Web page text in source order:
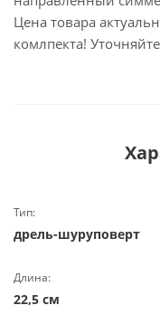
Цена товара
комлпекта!
Тип:
дрель-шуруповерт
Длина:
22,5 см